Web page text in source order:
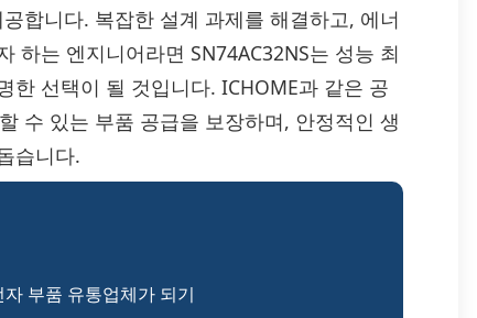
합니다. 복잡한 설계 과제를 해결하고, 에너
하는 엔지니어라면 SN74AC32NS는 성능 최
한 선택이 될 것입니다. ICHOME과 같은 공
수 있는 부품 공급을 보장하며, 안정적인 생
습니다.
부품 유통업체가 되기